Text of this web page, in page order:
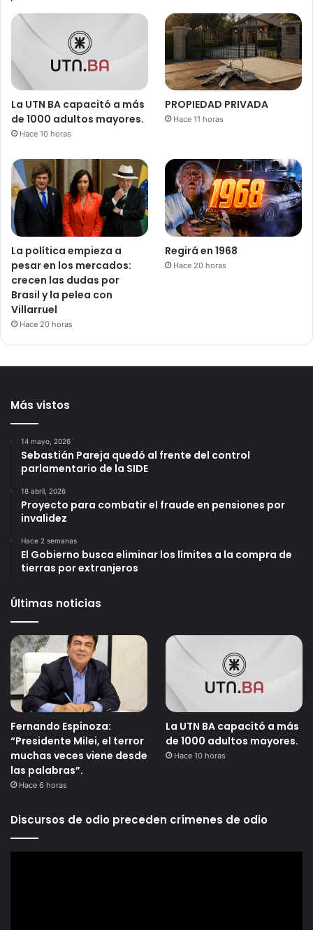
La UTN BA capacitó a más
de 1000 adultos mayores.
Hace 10 horas
PROPIEDAD PRIVADA
Hace 11 horas
La política empieza a
pesar en los mercados:
crecen las dudas por
Brasil y la pelea con
Villarruel
Hace 20 horas
Regirá en 1968
Hace 20 horas
Más vistos
14 mayo, 2026
Sebastián Pareja quedó al frente del control
parlamentario de la SIDE
18 abril, 2026
Proyecto para combatir el fraude en pensiones por
invalidez
Hace 2 semanas
El Gobierno busca eliminar los límites a la compra de
tierras por extranjeros
Últimas noticias
Fernando Espinoza:
“Presidente Milei, el terror
muchas veces viene desde
las palabras”.
Hace 6 horas
La UTN BA capacitó a más
de 1000 adultos mayores.
Hace 10 horas
Discursos de odio preceden crímenes de odio